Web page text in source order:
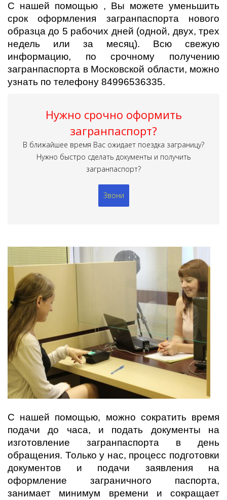
С нашей помощью , Вы можете уменьшить
срок оформления загранпаспорта нового
образца до 5 рабочих дней (одной, двух, трех
недель или за месяц). Всю свежую
информацию, по срочному получению
загранпаспорта в Московской области, можно
узнать по телефону 84996536335.
Нужно срочно оформить
загранпаспорт?
В ближайшее время Вас ожидает поездка заграницу?
Нужно быстро сделать документы и получить
загранпаспорт?
Звони
С нашей помощью, можно сократить время
подачи до часа, и подать документы на
изготовление загранпаспорта в день
обращения. Только у нас, процесс подготовки
документов и подачи заявления на
оформление заграничного паспорта,
занимает минимум времени и сокращает